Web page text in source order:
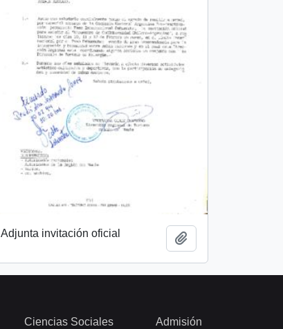
Adjunta invitación oficial
Ciencias Sociales Admisión